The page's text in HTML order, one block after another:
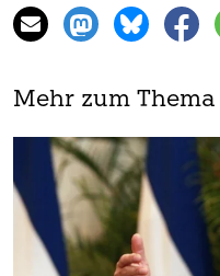
Mehr zum Thema